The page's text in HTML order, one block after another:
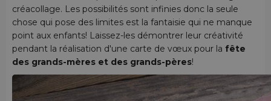
créacollage. Les possibilités sont infinies donc la seule
chose qui pose des limites est la fantaisie qui ne manque
point aux enfants! Laissez-les démontrer leur créativité
pendant la réalisation d'une carte de vœux pour la fête
des grands-mères et des grands-pères!